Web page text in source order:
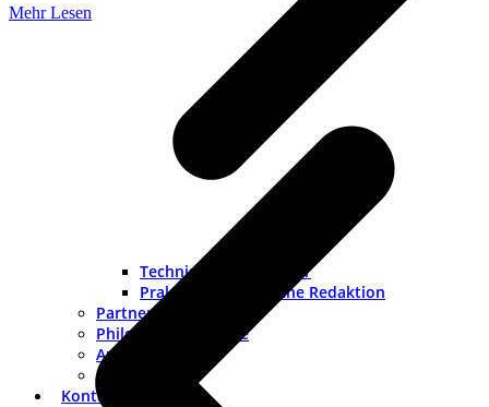
Technischer Redakteur
Praktikum Technische Redaktion
Partner
Philosophie & Werte
Auszeichnungen
Historie
Kontakt
Mehr Lesen